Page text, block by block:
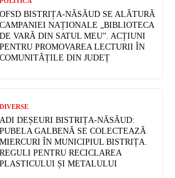
OFSD BISTRIȚA-NĂSĂUD SE ALĂTURĂ
CAMPANIEI NAȚIONALE „BIBLIOTECA
DE VARĂ DIN SATUL MEU”. ACȚIUNI
PENTRU PROMOVAREA LECTURII ÎN
COMUNITĂȚILE DIN JUDEȚ
DIVERSE
ADI DEȘEURI BISTRIȚA-NĂSĂUD:
PUBELA GALBENĂ SE COLECTEAZĂ
MIERCURI ÎN MUNICIPIUL BISTRIȚA.
REGULI PENTRU RECICLAREA
PLASTICULUI ȘI METALULUI